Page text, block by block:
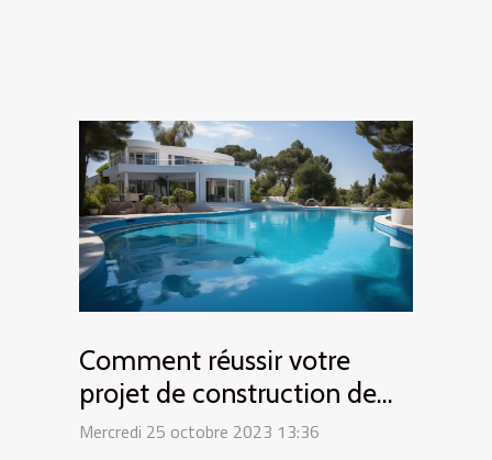
Comment réussir votre
projet de construction de
piscine en Tunisie ?
Mercredi 25 octobre 2023 13:36